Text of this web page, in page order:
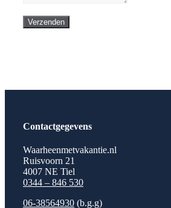
Verzenden
Contactgegevens
Waarheenmetvakantie.nl
Ruisvoorn 21
4007 NE Tiel
0344 – 846 530
06-38564930 (b.g.g)